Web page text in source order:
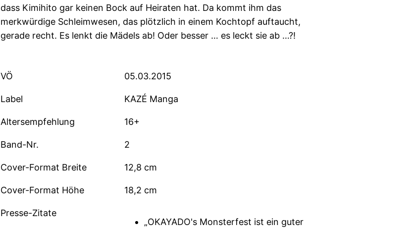
dass Kimihito gar keinen Bock auf Heiraten hat. Da kommt ihm das
merkwürdige Schleimwesen, das plötzlich in einem Kochtopf auftaucht,
gerade recht. Es lenkt die Mädels ab! Oder besser … es leckt sie ab …?!
VÖ 05.03.2015
Label KAZÉ Manga
Altersempfehlung 16+
Band-Nr. 2
Cover-Format Breite 12,8 cm
Cover-Format Höhe 18,2 cm
Presse-Zitate
„OKAYADO's Monsterfest ist ein guter